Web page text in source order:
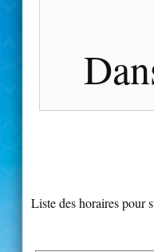
Liste des horaires pour